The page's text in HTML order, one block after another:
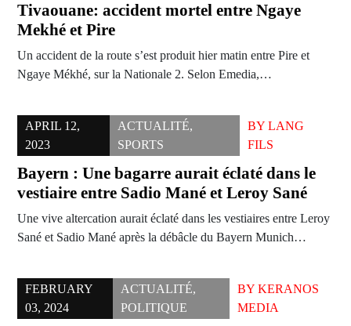
Tivaouane: accident mortel entre Ngaye
Mekhé et Pire
Un accident de la route s’est produit hier matin entre Pire et
Ngaye Mékhé, sur la Nationale 2. Selon Emedia,…
APRIL 12,
2023
ACTUALITÉ,
SPORTS
BY LANG
FILS
Bayern : Une bagarre aurait éclaté dans le
vestiaire entre Sadio Mané et Leroy Sané
Une vive altercation aurait éclaté dans les vestiaires entre Leroy
Sané et Sadio Mané après la débâcle du Bayern Munich…
FEBRUARY
03, 2024
ACTUALITÉ,
POLITIQUE
BYKERANOS
MEDIA